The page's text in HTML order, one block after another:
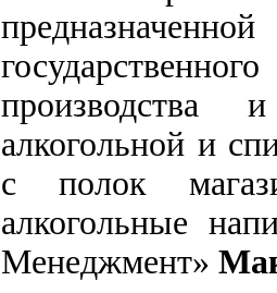
производства
алкогольной и
с полок
алкогольные
Менеджмент»